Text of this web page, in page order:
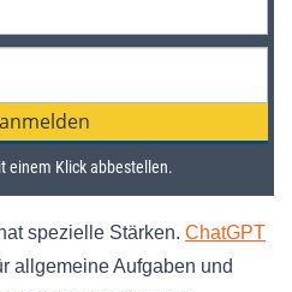
hat spezielle Stärken. ChatGPT
allgemeine Aufgaben und